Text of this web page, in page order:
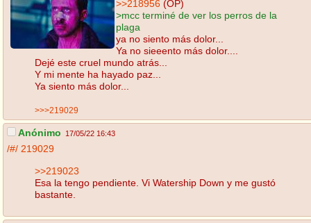
>>218956 (OP)
>mcc terminé de ver los perros de la
plaga
ya no siento más dolor...
Ya no sieeento más dolor....
Dejé este cruel mundo atrás...
Y mi mente ha hayado paz...
Ya siento más dolor...
>>>219029
Anónimo 17/05/22 16:43
/#/ 219029
>>219023
Esa la tengo pendiente. Vi Watership Down y me gustó
bastante.